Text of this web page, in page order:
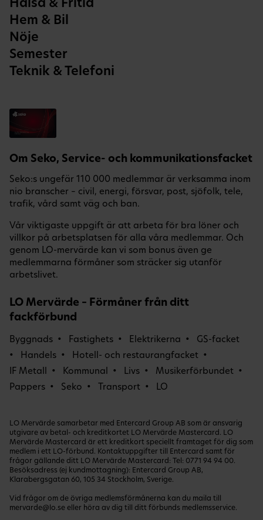
Hälsa & Fritid
Hem & Bil
Nöje
Semester
Teknik & Telefoni
Om Seko, Service- och kommunikationsfacket
Seko:s ungefär 110 000 medlemmar är verksamma inom
nio branscher – civil, energi, försvar, post, sjöfolk, tele,
trafik, vård samt väg och ban.
Vår viktigaste uppgift är att arbeta för bra löner och
villkor på arbetsplatsen för alla våra medlemmar. Och
genom LO-mervärde kan vi som bonus även ge
medlemmarna förmåner som sträcker sig utanför
arbetslivet.
LO Mervärde – Förmåner från ditt
fackförbund
Byggnads Fastighets Elektrikerna
GS-facket
Handels
Hotell- och restaurangfacket
IF Metall
Kommunal Livs
Musikerförbundet
Pappers
Seko Transport LO
LO Mervärde samarbetar med Entercard Group AB som är ansvarig
utgivare av betal- och kreditkortet LO Mervärde Mastercard. LO
Mervärde Mastercard är ett kreditkort speciellt framtaget för dig som
medlem i ett LO-förbund. Kontaktuppgifter till Entercard samt för
frågor gällande ditt LO Mervärde Mastercard: Tel: 0771 94 94 00.
Besöksadress (ej kundmottagning): Entercard Group AB,
Klarabergsgatan 60, 105 34 Stockholm, Sverige.
Vid frågor om de övriga medlemsförmånerna kan du maila till
mervarde@lo.se eller höra av dig till ditt förbunds medlemsservice.